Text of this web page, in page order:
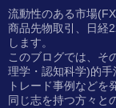
流動性のある市場
商品先物取引、日経
します。
このブログでは、そ
理学・認知科学)的
トレード事例などを
同じ志を持つ方々と